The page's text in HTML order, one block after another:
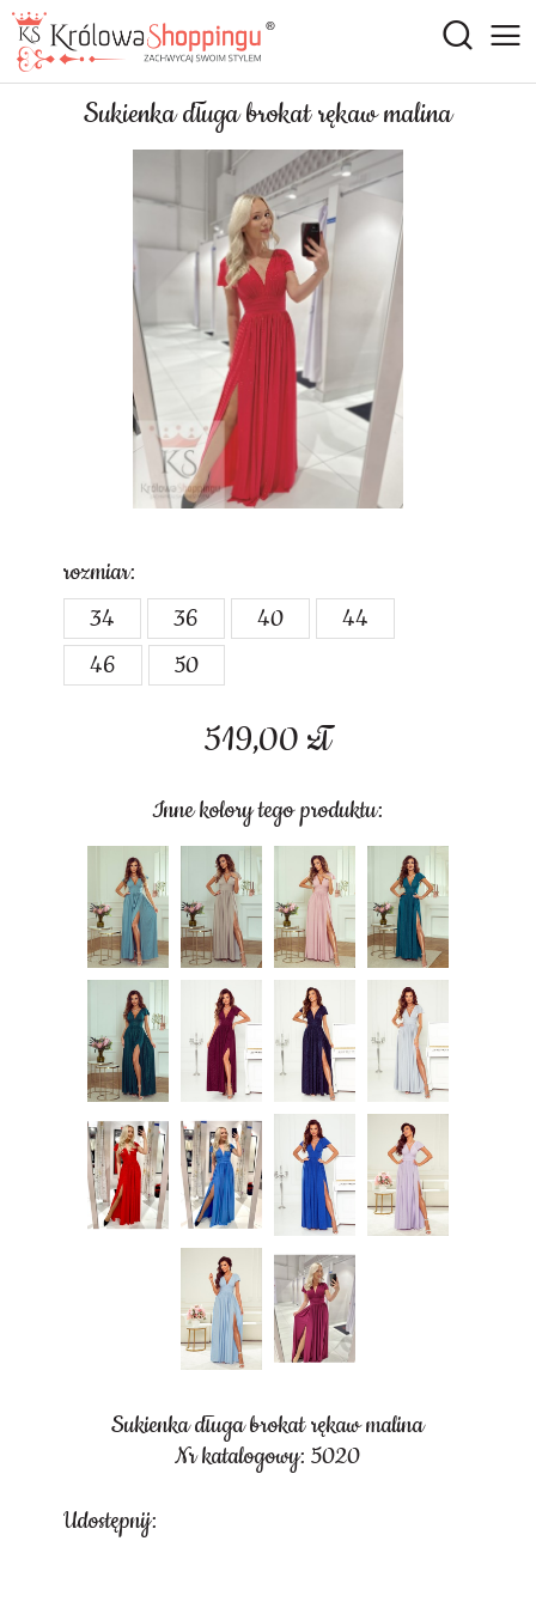
Sukienka długa brokat rękaw malina
519,00 zł
Inne kolory tego produktu:
rozmiar:
34
36 40
44
46
50
Sukienka długa brokat rękaw malina
Nr katalogowy: 5020
Udostępnij: